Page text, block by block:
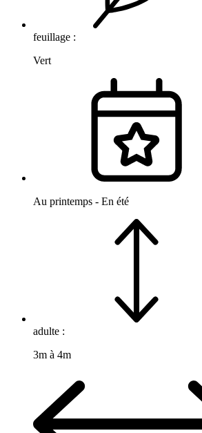
feuillage :
Vert
Au printemps - En été
adulte :
3m à 4m